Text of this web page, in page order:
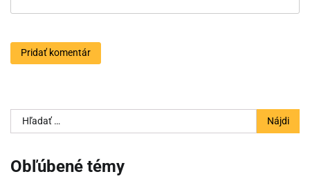
Hľadať:
Obľúbené témy